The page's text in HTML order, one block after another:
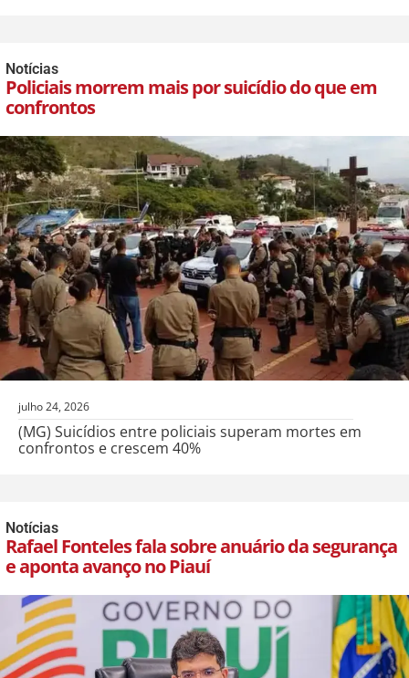
Notícias
Policiais morrem mais por suicídio do que em
confrontos
julho 24, 2026
(MG) Suicídios entre policiais superam mortes em
confrontos e crescem 40%
Notícias
Rafael Fonteles fala sobre anuário da segurança
e aponta avanço no Piauí